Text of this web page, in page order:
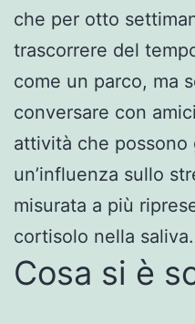
che per otto
trascorrere del
come un parco, ma
conversare con
attività che possono
un’influenza sullo
misurata a più
cortisolo nella saliva.
Cosa si è